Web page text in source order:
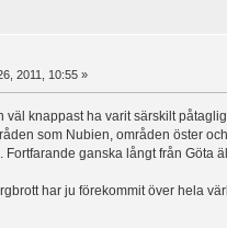
2011, 10:55 »
väl knappast ha varit särskilt
som Nubien, områden öster
ganska långt från Göta
har ju förekommit över hela